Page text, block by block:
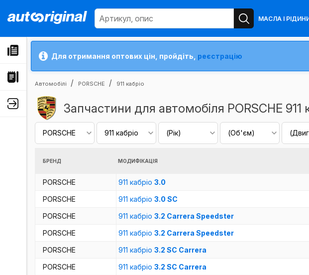
МАСЛА І
Для отримання оптових цін, пройдіть, реєстрацію
Автомобілі PORSCHE 911 кабріо
Запчастини для автомобіля PORSCHE 911
БРЕНД МОДИФІКАЦІЯ
PORSCHE 911 кабріо 3.0
PORSCHE
911 кабріо 3.0 SC
PORSCHE
911 кабріо 3.2 Carrera Speedster
PORSCHE
911 кабріо 3.2 Carrera Speedster
PORSCHE
911 кабріо 3.2 SC Carrera
PORSCHE
911 кабріо 3.2 SC Carrera